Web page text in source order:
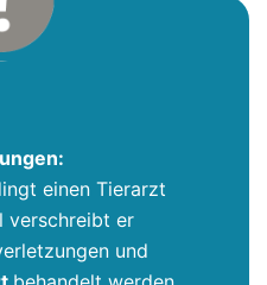
einen Tierarzt
verschreibt er
und